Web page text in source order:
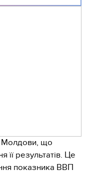
Молдови, що
її результатів. Це
показника ВВП